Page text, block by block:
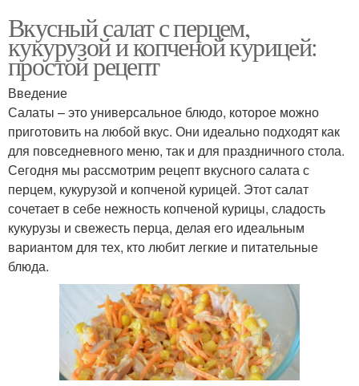
Вкусный салат с перцем,
кукурузой и копченой курицей:
простой рецепт
Введение
Салаты – это универсальное блюдо, которое можно
приготовить на любой вкус. Они идеально подходят как
для повседневного меню, так и для праздничного стола.
Сегодня мы рассмотрим рецепт вкусного салата с
перцем, кукурузой и копченой курицей. Этот салат
сочетает в себе нежность копченой курицы, сладость
кукурузы и свежесть перца, делая его идеальным
вариантом для тех, кто любит легкие и питательные
блюда.